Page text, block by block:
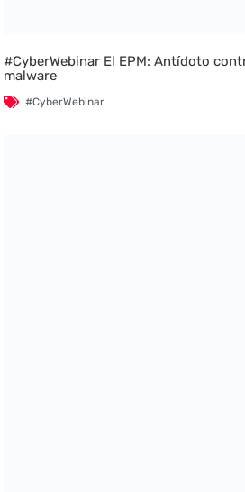
#CyberWebinar El EPM: Antídoto
malware
#CyberWebinar